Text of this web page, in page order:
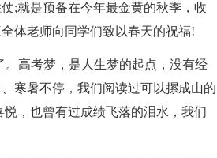
;就是预备在今年最金黄的秋季，收
体老师向同学们致以春天的祝福!
高考梦，是人生梦的起点，没有经
寒暑不停，我们阅读过可以摞成山的
，也曾有过成绩飞落的泪水，我们